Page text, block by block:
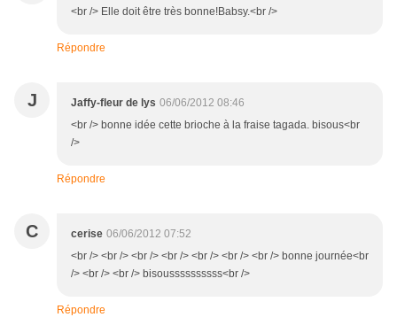
<br /> Elle doit être très bonne!Babsy.<br />
Répondre
J Jaffy-fleur de lys 06/06/2012 08:46
<br /> bonne idée cette brioche à la fraise tagada. bisous<br
/>
Répondre
C cerise 06/06/2012 07:52
<br /> <br /> <br /> <br /> <br /> <br /> <br /> bonne journée<br
/> <br /> <br /> bisoussssssssss<br />
Répondre